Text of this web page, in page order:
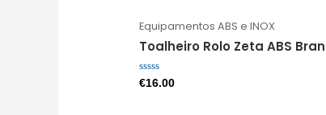
Equipamentos ABS e INOX
Toalheiro Rolo Zeta ABS
Avaliação
€16.00